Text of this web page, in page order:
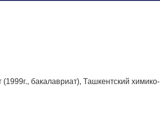
бакалавриат), Ташкентский химико-